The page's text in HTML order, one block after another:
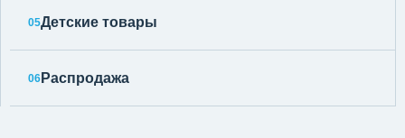
05Детские товары
06 Распродажа